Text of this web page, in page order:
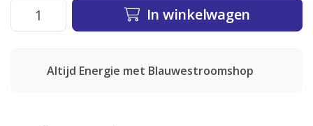
In winkelwagen
Altijd Energie met Blauwestroomshop